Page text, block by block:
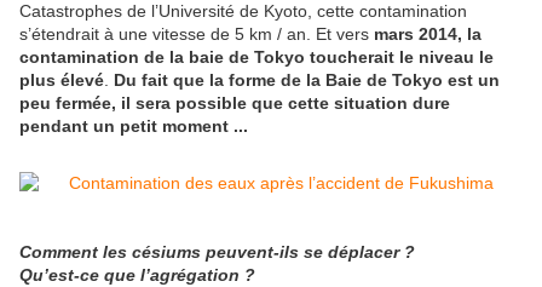
Catastrophes de l’Université de Kyoto, cette contamination
s’étendrait à une vitesse de 5 km / an. Et vers mars 2014, la
contamination de la baie de Tokyo toucherait le niveau le
plus élevé Du fait que la forme de la Baie de Tokyo est un
peu fermée, il sera possible que cette situation dure
pendant un petit moment ...
Comment les césiums peuvent-ils se déplacer ?
Qu’est-ce que l’agrégation ?